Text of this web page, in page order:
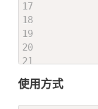
await
await
} ;
}
使用方式